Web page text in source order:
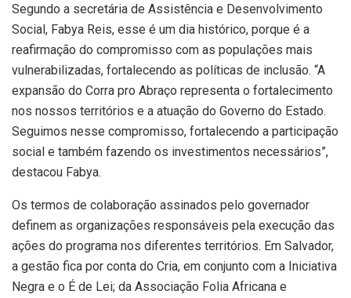
Segundo a secretária de Assistência e Desenvolvimento
Social, Fabya Reis, esse é um dia histórico, porque é a
reafirmação do compromisso com as populações mais
vulnerabilizadas, fortalecendo as políticas de inclusão. “A
expansão do Corra pro Abraço representa o fortalecimento
nos nossos territórios e a atuação do Governo do Estado.
Seguimos nesse compromisso, fortalecendo a participação
social e também fazendo os investimentos necessários”,
destacou Fabya.
Os termos de colaboração assinados pelo governador
definem as organizações responsáveis pela execução das
ações do programa nos diferentes territórios. Em Salvador,
a gestão fica por conta do Cria, em conjunto com a Iniciativa
Negra e o É de Lei; da Associação Folia Africana e